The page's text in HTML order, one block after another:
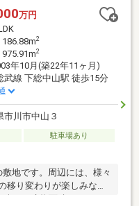
手伝いします
気軽にお問い合わせく
万円
186.88m2
975.91m2
年10月(築22年11ヶ月)
武線 下総中山駅 徒歩15分
市川市中山３
駐車場あり
地です。周辺には、様々
移り変わりが楽しみな地